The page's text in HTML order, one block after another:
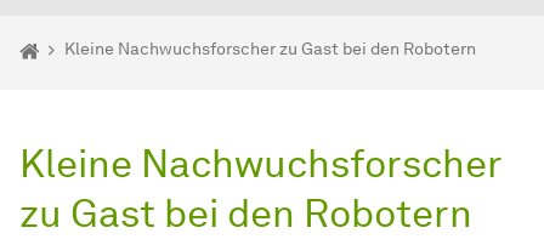
Sie sind hier:
Startseite
Kleine Nachwuchsforscher zu Gast bei den Robotern
Kleine Nachwuchsforscher
zu Gast bei den Robotern